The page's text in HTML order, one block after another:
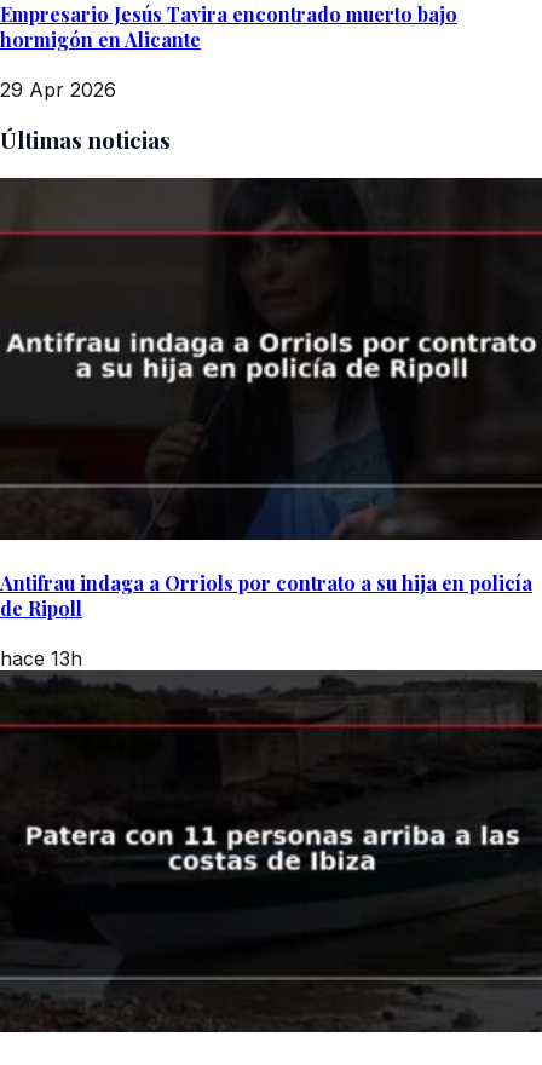
Empresario Jesús Tavira encontrado muerto bajo
hormigón en Alicante
29 Apr 2026
Últimas noticias
Antifrau indaga a Orriols por contrato a su hija en policía
de Ripoll
hace 13h